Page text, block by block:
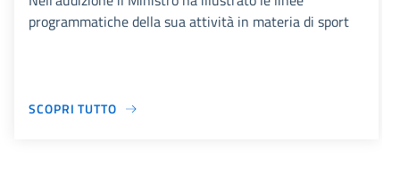
programmatiche della sua attività in materia di sport
SCOPRI TUTTO